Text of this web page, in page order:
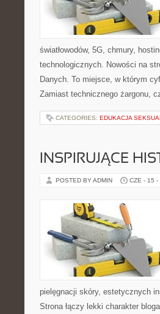
światłowodów, 5G, chmury,
technologicznych. Nowości na
Danych. To miejsce, w którym
Zamiast technicznego żargonu,
CATEGORIES: EDUKACJA
INSPIRUJĄCE
POSTED BY ADMIN CZE - 15 -
pielęgnacji skóry, estetycznych
Strona łączy lekki charakter